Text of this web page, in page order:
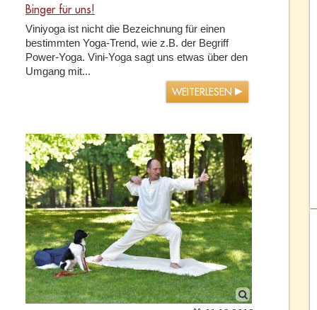
Binger für uns!
Viniyoga ist nicht die Bezeichnung für einen
bestimmten Yoga-Trend, wie z.B. der Begriff
Power-Yoga. Vini-Yoga sagt uns etwas über den
Umgang mit...
WEITERLESEN